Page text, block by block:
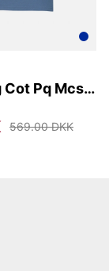
Cot Pq Mcs
569.00 DKK